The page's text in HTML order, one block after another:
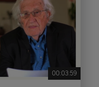
00:03:59